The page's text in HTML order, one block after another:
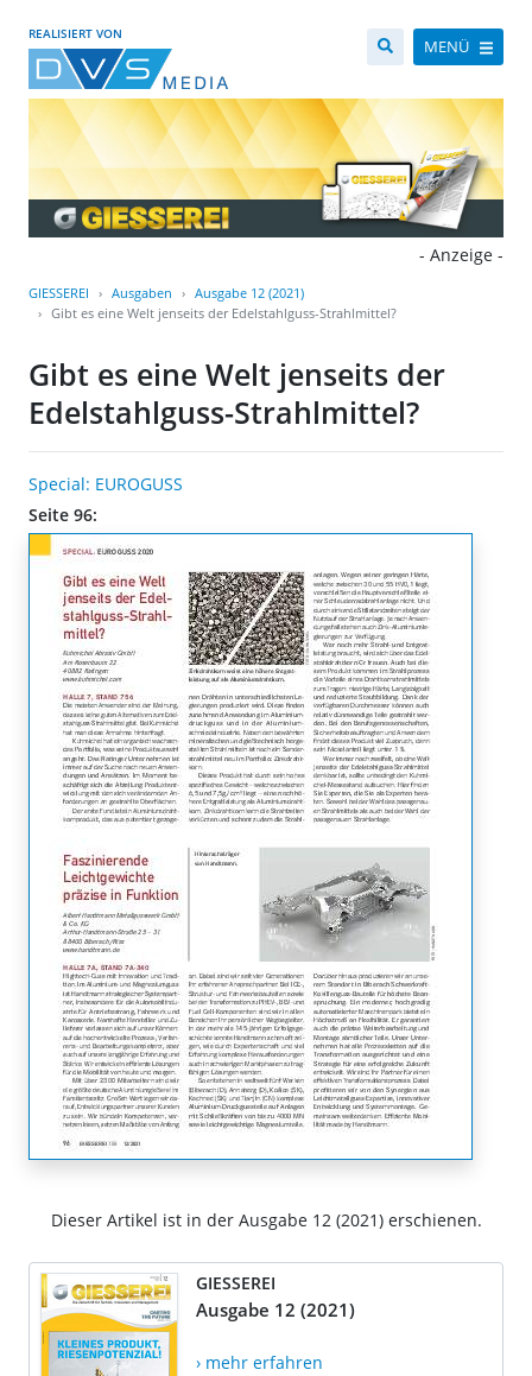
REALISIERT VON
MENÜ
- Anzeige -
GIESSEREI Ausgaben
Ausgabe 12 (2021)
Gibt es eine Welt jenseits der Edelstahlguss-Strahlmittel?
Gibt es eine Welt jenseits der
Edelstahlguss-Strahlmittel?
Special: EUROGUSS
Seite 96:
Dieser Artikel ist in der Ausgabe 12 (2021) erschienen.
GIESSEREI
Ausgabe 12 (2021)
› mehr erfahren